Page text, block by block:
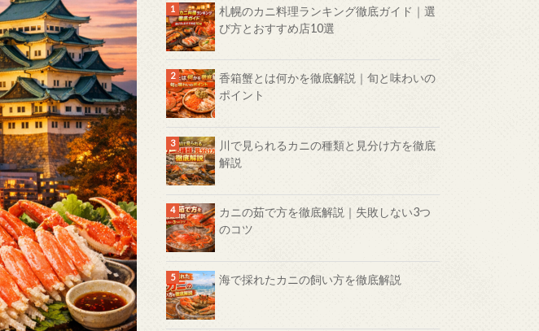
札幌のカニ料理ランキング徹底ガイド｜選
び方とおすすめ店10選
香箱蟹とは何かを徹底解説｜旬と味わいの
ポイント
川で見られるカニの種類と見分け方を徹底
解説
カニの茹で方を徹底解説｜失敗しない3つ
のコツ
海で採れたカニの飼い方を徹底解説